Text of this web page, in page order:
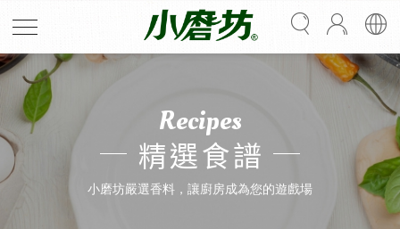
Recipes
精選食譜
小磨坊嚴選香料，讓廚房成為您的遊戲場